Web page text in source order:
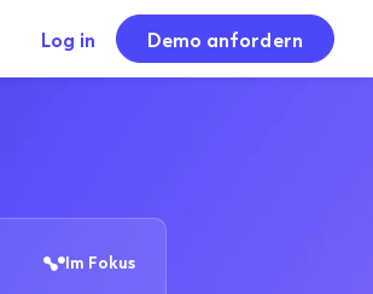
Log in Demo anfordern
Im Fokus